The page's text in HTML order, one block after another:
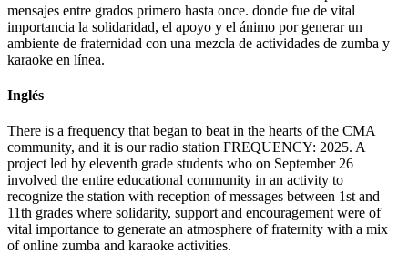
mensajes entre grados primero hasta once. donde fue de vital
importancia la solidaridad, el apoyo y el ánimo por generar un
ambiente de fraternidad con una mezcla de actividades de zumba y
karaoke en línea.
Inglés
There is a frequency that began to beat in the hearts of the CMA
community, and it is our radio station FREQUENCY: 2025. A
project led by eleventh grade students who on September 26
involved the entire educational community in an activity to
recognize the station with reception of messages between 1st and
11th grades where solidarity, support and encouragement were of
vital importance to generate an atmosphere of fraternity with a mix
of online zumba and karaoke activities.